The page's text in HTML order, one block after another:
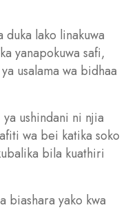
lako linakuwa
yanapokuwa safi,
usalama wa bidhaa
ushindani ni njia
wa bei katika soko
bila kuathiri
biashara yako kwa